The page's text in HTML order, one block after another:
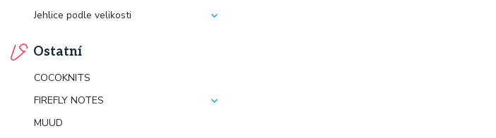
Jehlice podle velikosti
Ostatní
COCOKNITS
FIREFLY NOTES
MUUD